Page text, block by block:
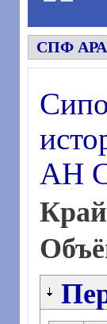
СПФ
АН